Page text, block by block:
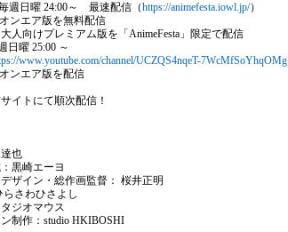
毎週日曜 24:00～ 最速配信（https://animefesta.iowl.jp/）
版を無料配信
レミアム版を「AnimeFesta」限定で配信
日曜 25:00 ～
www.youtube.com/channel/UCZQS4nqeT-7WcMfSoYhqOMg
版を配信
イトにて順次配信！
也
黒崎エーヨ
ザイン・総作画監督： 桜井正明
さわひさよし
ジオマウス
制作：studio HKIBOSHI